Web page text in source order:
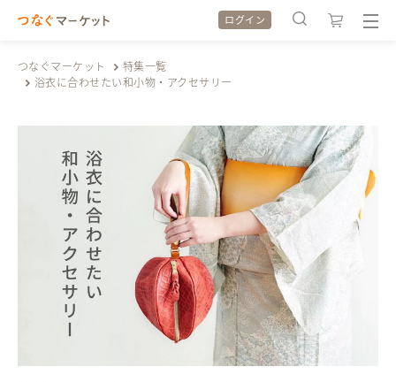
カテゴリから探す
特集から探す
全ての作品をみる
カテゴリから探す
特集から探す
全ての作品をみる
ログイン
つなぐマーケット
特集一覧
浴衣に合わせたい和小物・アクセサリー